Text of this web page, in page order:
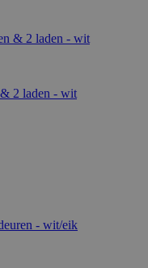
2 laden - wit